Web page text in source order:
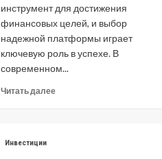
инструмент для достижения
финансовых целей, и выбор
надежной платформы играет
ключевую роль в успехе. В
современном...
Читать далееRead
Инвестиции